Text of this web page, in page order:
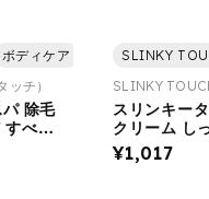
ボディケア
除毛
チ）
除毛
すべす
SLINKY
SLINKY
スリンキー
クリーム し
べタイプ
¥1,017